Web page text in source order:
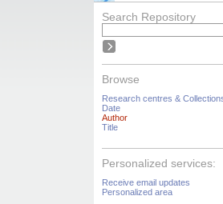
Search Repository
Browse
Research centres &
Date
Author
Title
Personalized services:
Receive email updates
Personalized area